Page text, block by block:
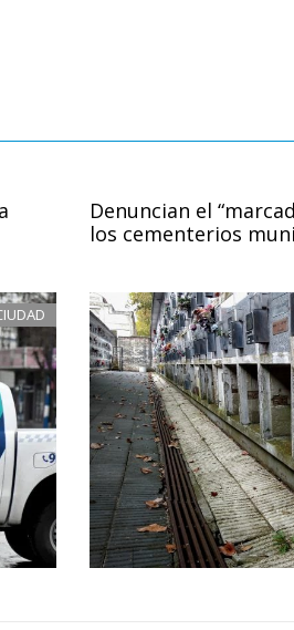
Denuncian el
los cementerios